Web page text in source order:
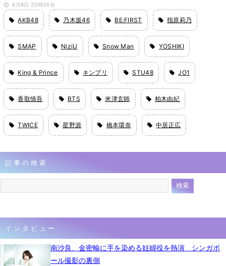
6月8日 23時24分
AKB48 乃木坂46 BE:FIRST 指原莉乃
SMAP NiziU Snow Man YOSHIKI
King & Prince キンプリ STU48 JO1
香取慎吾 BTS 米津玄師 柏木由紀
TWICE 星野源 橋本環奈 中居正広
記事の検索
インタビュー
南沙良、金密輸に手を染める妊婦役を熱演 シンガポ
ール撮影の裏側